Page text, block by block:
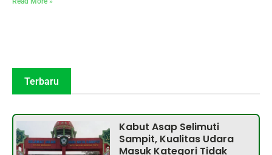
Terbaru
Kabut Asap Selimuti
Sampit, Kualitas Udara
Masuk Kategori Tidak